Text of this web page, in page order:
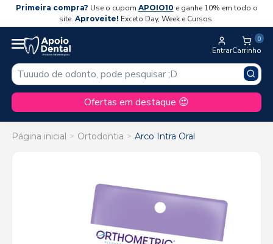
Primeira compra? Use o cupom APOIO10 e ganhe 10% em todo o
site. Aproveite! Exceto Day, Week e Cursos.
Entrar
0
Carrinho
Ofertas em destaque 😍
Página inicial Ortodontia Arco Intra Oral